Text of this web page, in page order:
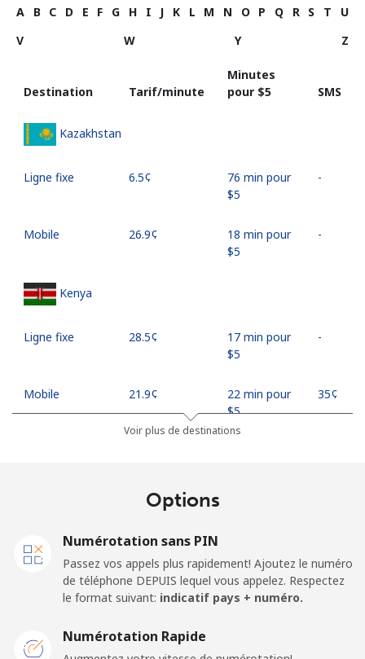
A B C D E F G H I J K L M N O P Q R S T
U
V
W Y Z
Destination Tarif/minute
Minutes
pour ⁦$5⁩
SMS
Kazakhstan
Ligne fixe ⁦6.5¢⁩
76 min pour
⁦$5⁩
-
Mobile ⁦26.9¢⁩
18 min pour
⁦$5⁩
-
Kenya
Ligne fixe ⁦28.5¢⁩
17 min pour
⁦$5⁩
-
Mobile ⁦21.9¢⁩
22 min pour
⁦$5⁩
⁦35¢⁩
All country
⁦$5⁩
Voir plus de destinations
Options
Numérotation sans PIN
Passez vos appels plus rapidement! Ajoutez le numéro
de téléphone DEPUIS lequel vous appelez. Respectez
le format suivant: indicatif pays + numéro.
Numérotation Rapide